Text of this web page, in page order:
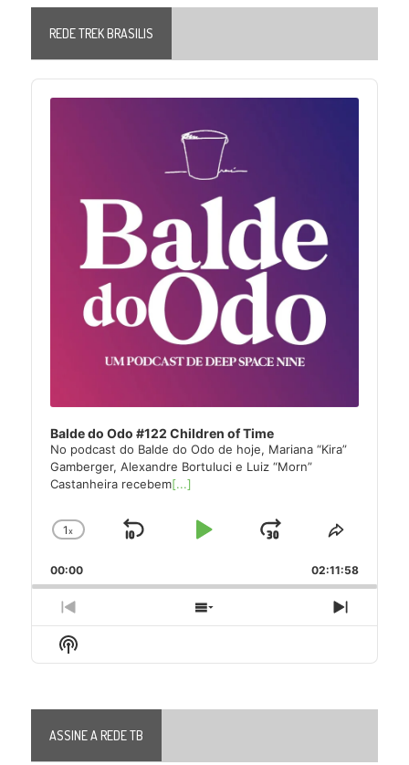
REDE TREK BRASILIS
Audio
Player
Balde do Odo #122 Children of Time
No podcast do Balde do Odo de hoje, Mariana “Kira”
Gamberger, Alexandre Bortuluci e Luiz “Morn”
Castanheira recebem[...]
Change
Rate
1x
Skip
Play
Jump
Forward
Share
Episode
00:00 02:11:58
Previous
Episode
Show
Episodes
Next
Episode
Show
Podcast
ASSINE A REDE TB